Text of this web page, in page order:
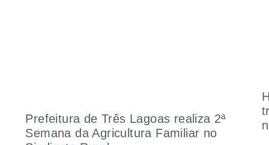
Prefeitura de Três Lagoas realiza 2ª
Semana da Agricultura Familiar no